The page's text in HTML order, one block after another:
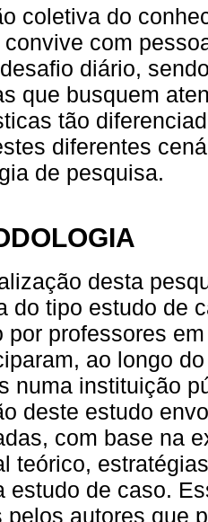
coletiva do
convive com
diário,
que busquem
tão
diferentes
de pesquisa.
desta
do tipo estudo de
por professores
ao longo
numa instituição
deste estudo
com base na
teórico,
estudo de caso.
pelos autores que